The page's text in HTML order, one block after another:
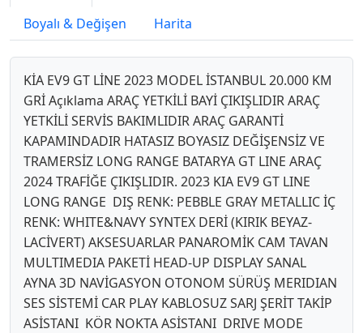
Boyalı & Değişen
Harita
KİA EV9 GT LİNE 2023 MODEL İSTANBUL 20.000 KM
GRİ Açıklama ARAÇ YETKİLİ BAYİ ÇIKIŞLIDIR ARAÇ
YETKİLİ SERVİS BAKIMLIDIR ARAÇ GARANTİ
KAPAMINDADIR HATASIZ BOYASIZ DEĞİŞENSİZ VE
TRAMERSİZ LONG RANGE BATARYA GT LINE ARAÇ
2024 TRAFİĞE ÇIKIŞLIDIR. 2023 KIA EV9 GT LINE
LONG RANGE DIŞ RENK: PEBBLE GRAY METALLIC İÇ
RENK: WHITE&NAVY SYNTEX DERİ (KIRIK BEYAZ-
LACİVERT) AKSESUARLAR PANAROMİK CAM TAVAN
MULTIMEDIA PAKETİ HEAD-UP DISPLAY SANAL
AYNA 3D NAVİGASYON OTONOM SÜRÜŞ MERIDIAN
SES SİSTEMİ CAR PLAY KABLOSUZ SARJ ŞERİT TAKİP
ASİSTANI KÖR NOKTA ASİSTANI DRIVE MODE